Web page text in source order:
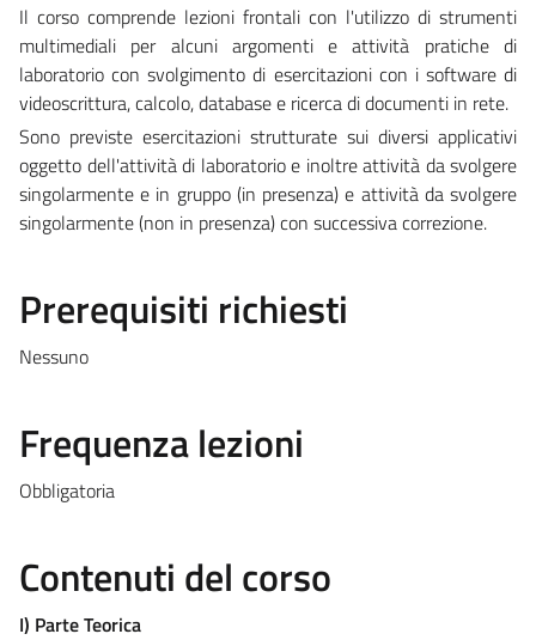
Il corso comprende lezioni frontali con l'utilizzo di strumenti
multimediali per alcuni argomenti e attività pratiche di
laboratorio con svolgimento di esercitazioni con i software di
videoscrittura, calcolo, database e ricerca di documenti in rete.
Sono previste esercitazioni strutturate sui diversi applicativi
oggetto dell'attività di laboratorio e inoltre attività da svolgere
singolarmente e in gruppo (in presenza) e attività da svolgere
singolarmente (non in presenza) con successiva correzione.
Prerequisiti richiesti
Nessuno
Frequenza lezioni
Obbligatoria
Contenuti del corso
I) Parte Teorica